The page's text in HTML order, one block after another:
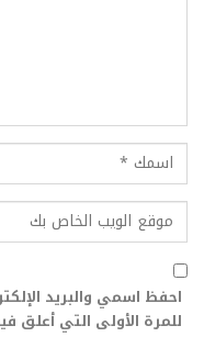
احفظ اسمي والبريد
للمرة الأولى التي أعلق